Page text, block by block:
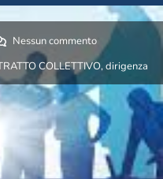
Nessun commento
COLLETTIVO,dirigenza